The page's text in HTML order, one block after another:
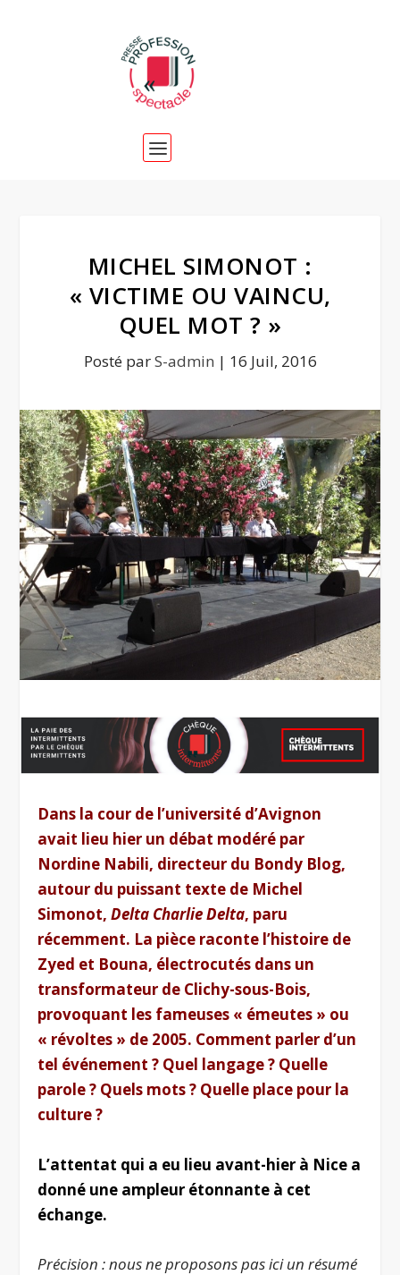
MICHEL SIMONOT :
« VICTIME OU VAINCU,
QUEL MOT ? »
Posté parS-admin | 16 Juil, 2016
Dans la cour de l’université d’Avignon
avait lieu hier un débat modéré par
Nordine Nabili, directeur du Bondy Blog,
autour du puissant texte de Michel
Simonot,Delta Charlie Delta, paru
récemment. La pièce raconte l’histoire de
Zyed et Bouna, électrocutés dans un
transformateur de Clichy-sous-Bois,
provoquant les fameuses « émeutes » ou
« révoltes » de 2005. Comment parler d’un
tel événement ? Quel langage ? Quelle
parole ? Quels mots ? Quelle place pour la
culture ?
L’attentat qui a eu lieu avant-hier à Nice a
donné une ampleur étonnante à cet
échange.
Précision : nous ne proposons pas ici un résumé